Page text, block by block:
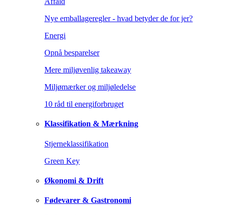
Nye emballageregler - hvad betyder de for jer?
Energi
Opnå besparelser
Mere miljøvenlig takeaway
Miljømærker og miljøledelse
10 råd til energiforbruget
Klassifikation & Mærkning
Stjerneklassifikation
Green Key
Økonomi & Drift
Fødevarer & Gastronomi